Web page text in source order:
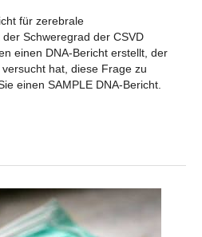
für zerebrale
Schweregrad der CSVD
einen DNA-Bericht erstellt, der
hat, diese Frage zu
einen SAMPLE DNA-Bericht.